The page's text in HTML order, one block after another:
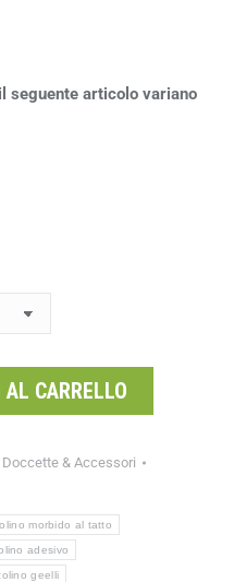
seguente articolo variano
CARRELLO
Doccette & Accessori
morbido al tatto
adesivo
geelli